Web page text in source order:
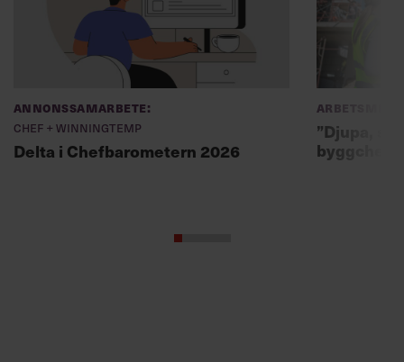
Annonssamarbete:
Chef + Winningtemp
Delta i Chefbarometern 2026
Arbetsmiljö
”Djupa,